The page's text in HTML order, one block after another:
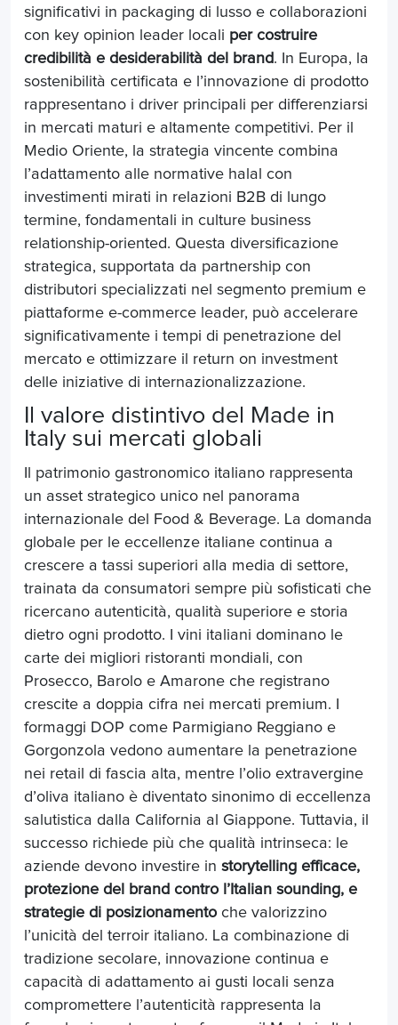
significativi in packaging di lusso e collaborazioni
con key opinion leader locali per costruire
credibilità e desiderabilità del brand. In Europa, la
sostenibilità certificata e l’innovazione di prodotto
rappresentano i driver principali per differenziarsi
in mercati maturi e altamente competitivi. Per il
Medio Oriente, la strategia vincente combina
l’adattamento alle normative halal con
investimenti mirati in relazioni B2B di lungo
termine, fondamentali in culture business
relationship-oriented. Questa diversificazione
strategica, supportata da partnership con
distributori specializzati nel segmento premium e
piattaforme e-commerce leader, può accelerare
significativamente i tempi di penetrazione del
mercato e ottimizzare il return on investment
delle iniziative di internazionalizzazione.
Il valore distintivo del Made in
Italy sui mercati globali
Il patrimonio gastronomico italiano rappresenta
un asset strategico unico nel panorama
internazionale del Food & Beverage. La domanda
globale per le eccellenze italiane continua a
crescere a tassi superiori alla media di settore,
trainata da consumatori sempre più sofisticati che
ricercano autenticità, qualità superiore e storia
dietro ogni prodotto. I vini italiani dominano le
carte dei migliori ristoranti mondiali, con
Prosecco, Barolo e Amarone che registrano
crescite a doppia cifra nei mercati premium. I
formaggi DOP come Parmigiano Reggiano e
Gorgonzola vedono aumentare la penetrazione
nei retail di fascia alta, mentre l’olio extravergine
d’oliva italiano è diventato sinonimo di eccellenza
salutistica dalla California al Giappone. Tuttavia, il
successo richiede più che qualità intrinseca: le
aziende devono investire in storytelling efficace,
protezione del brand contro l’Italian sounding, e
strategie di posizionamentoche valorizzino
l’unicità del terroir italiano. La combinazione di
tradizione secolare, innovazione continua e
capacità di adattamento ai gusti locali senza
compromettere l’autenticità rappresenta la